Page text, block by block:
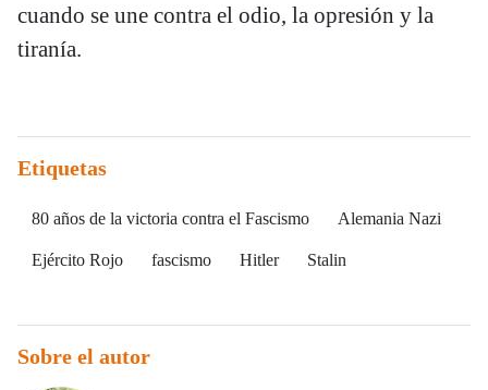
cuando se une contra el odio, la opresión y la
tiranía.
Etiquetas
80 años de la victoria contra el Fascismo Alemania Nazi
Ejército Rojo fascismo Hitler Stalin
Sobre el autor